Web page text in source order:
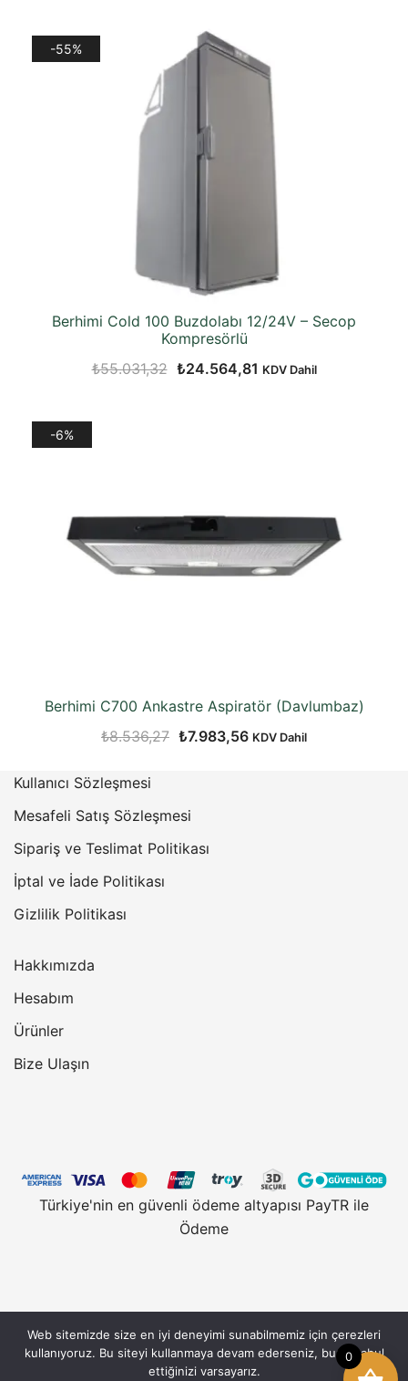
₺8.536,27.
₺7.369,44.
-55%
Berhimi Cold 100 Buzdolabı 12/24V – Secop
Kompresörlü
₺55.031,32 Orijinal
₺24.564,81 Şu
KDV Dahil
-6%
Berhimi C700 Ankastre Aspiratör (Davlumbaz)
₺8.536,27 Orijinal
₺7.983,56Şu
KDV Dahil
Kullanıcı Sözleşmesi
Mesafeli Satış Sözleşmesi
Sipariş ve Teslimat Politikası
İptal ve İade Politikası
Gizlilik Politikası
Hakkımızda
Hesabım
Ürünler
Bize Ulaşın
Türkiye'nin en güvenli ödeme altyapısı PayTR ile
Ödeme
Vantobe.com, güvenli alışveriş için 128 Bit SSL
Sertifikası kullanmaktadır. © 2026 Vantobe.com,
0
Web sitemizde size en iyi deneyimi sunabilmemiz için çerezleri
kullanıyoruz. Bu siteyi kullanmaya devam ederseniz, bunu kabul
ettiğinizi varsayarız.